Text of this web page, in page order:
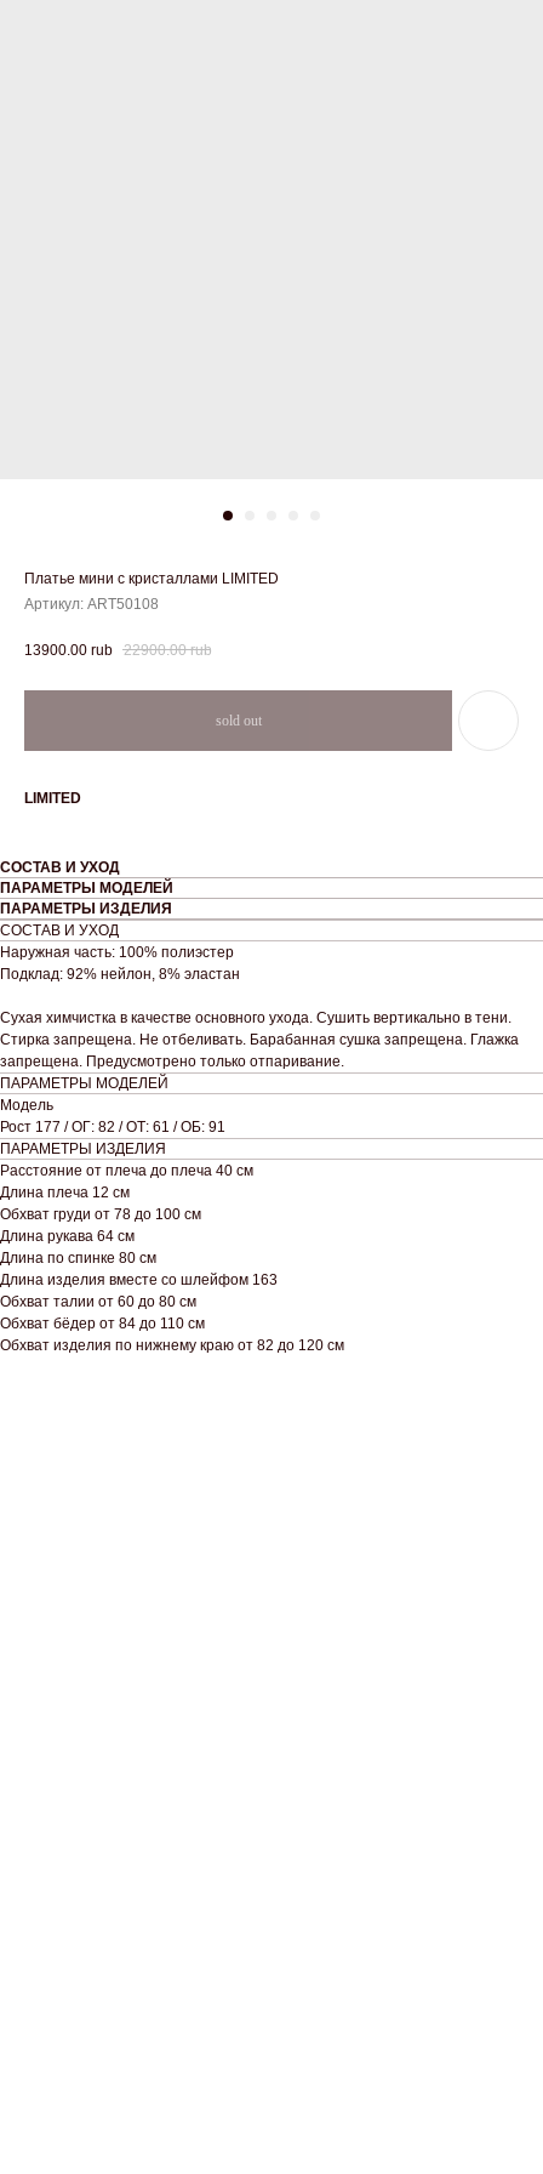
Платье мини с кристаллами LIMITED
Артикул: ART50108
13900.00 rub 22900.00 rub
LIMITED
СОСТАВ И УХОД
ПАРАМЕТРЫ МОДЕЛЕЙ
ПАРАМЕТРЫ ИЗДЕЛИЯ
СОСТАВ И УХОД
Наружная часть: 100% полиэстер
Подклад: 92% нейлон, 8% эластан
Сухая химчистка в качестве основного ухода. Сушить вертикально в тени.
Стирка запрещена. Не отбеливать. Барабанная сушка запрещена. Глажка
запрещена. Предусмотрено только отпаривание.
ПАРАМЕТРЫ МОДЕЛЕЙ
Модель
Рост 177 / ОГ: 82 / ОТ: 61 / ОБ: 91
ПАРАМЕТРЫ ИЗДЕЛИЯ
Расстояние от плеча до плеча 40 см
Длина плеча 12 см
Обхват груди от 78 до 100 см
Длина рукава 64 см
Длина по спинке 80 см
Длина изделия вместе со шлейфом 163
Обхват талии от 60 до 80 см
Обхват бёдер от 84 до 110 см
Обхват изделия по нижнему краю от 82 до 120 см